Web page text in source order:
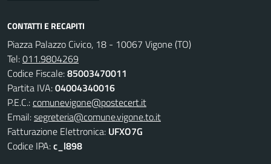
CONTATTI E RECAPITI
Piazza Palazzo Civico, 18 - 10067 Vigone (TO)
Tel:011.9804269
Codice Fiscale:85003470011
Partita IVA:04004340016
P.E.C.:comunevigone@postecert.it
Email:segreteria@comune.vigone.to.it
Fatturazione Elettronica: UFXO7G
Codice IPA:c_l898